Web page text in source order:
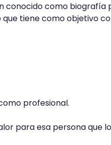
conocido como
tiene como objetivo
profesional.
para esa persona que